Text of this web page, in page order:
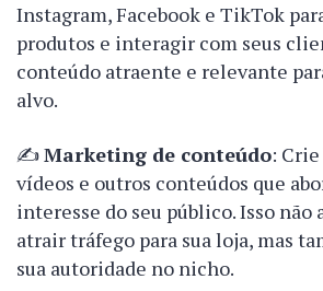
Instagram, Facebook e TikTok
produtos e interagir com seus
conteúdo atraente e relevante
alvo.
✍️Marketing de conteúdo:
vídeos e outros conteúdos que
interesse do seu público. Isso não
atrair tráfego para sua loja, mas
sua autoridade no nicho.